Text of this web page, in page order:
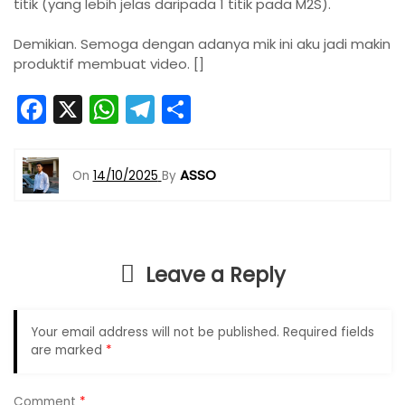
Demikian. Semoga dengan adanya mik ini aku jadi makin
produktif membuat video. []
F
a
c
e
X W
h
a
ts
p
T
el
e
gr
ar
On 14/10/2025 By ASSO
Leave a Reply
Your email address will not be published. Required fields
are marked *